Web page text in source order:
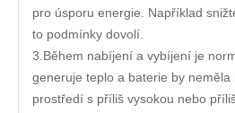
pro úsporu energie. Například
to podmínky dovolí.
3.Během nabíjení a vybíjení je
generuje teplo a baterie by neměla
prostředí s příliš vysokou nebo